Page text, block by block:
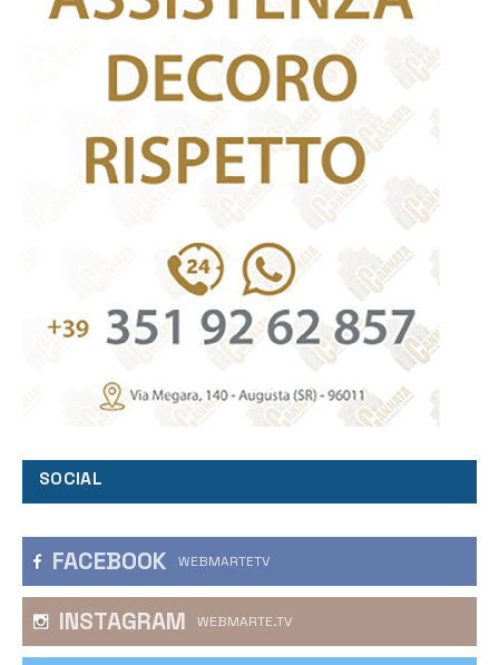
SOCIAL
FACEBOOK WEBMARTETV
INSTAGRAM WEBMARTE.TV